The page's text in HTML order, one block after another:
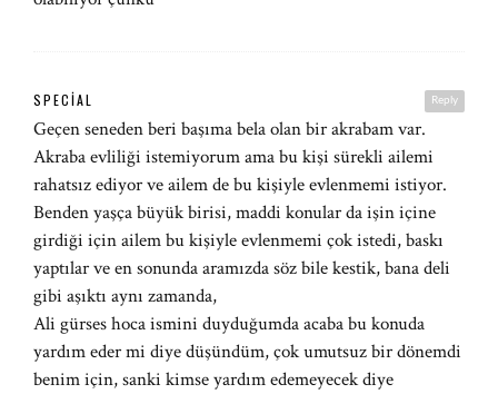
Reply
SPECIAL
Geçen seneden beri başıma bela olan bir akrabam var.
Akraba evliliği istemiyorum ama bu kişi sürekli ailemi
rahatsız ediyor ve ailem de bu kişiyle evlenmemi istiyor.
Benden yaşça büyük birisi, maddi konular da işin içine
girdiği için ailem bu kişiyle evlenmemi çok istedi, baskı
yaptılar ve en sonunda aramızda söz bile kestik, bana deli
gibi aşıktı aynı zamanda,
Ali gürses hoca ismini duyduğumda acaba bu konuda
yardım eder mi diye düşündüm, çok umutsuz bir dönemdi
benim için, sanki kimse yardım edemeyecek diye